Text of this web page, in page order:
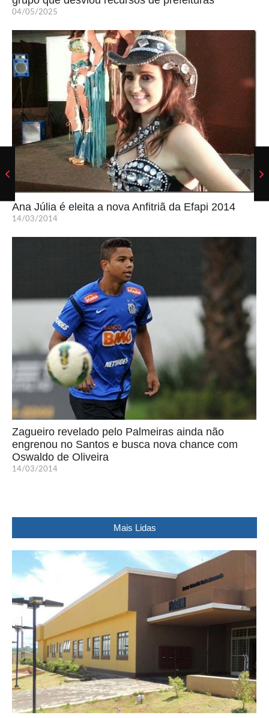
04/05/2025
Ana Júlia é eleita a nova Anfitriã da Efapi 2014
14/03/2014
Zagueiro revelado pelo Palmeiras ainda não
engrenou no Santos e busca nova chance com
Oswaldo de Oliveira
14/03/2014
Mais Lidas